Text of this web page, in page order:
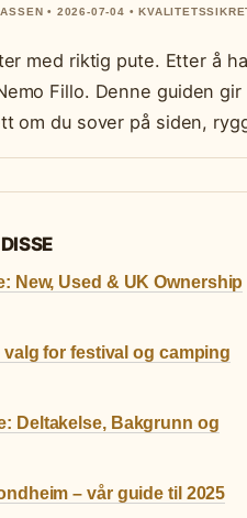
• 2026-07-04 •
med riktig pute. Etter å
Fillo. Denne guiden
om du sover på siden,
New, Used & UK Ownership
valg for festival og camping
Deltakelse, Bakgrunn og
– vår guide til 2025